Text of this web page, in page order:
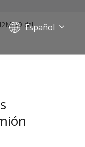
Español
Pусский
9 del